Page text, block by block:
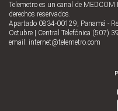
Telemetro es un canal de
derechos reservados.
Apartado 0834-00129, Panamá -
Octubre | Central Telefónica (507)
email: internet@telemetro.com